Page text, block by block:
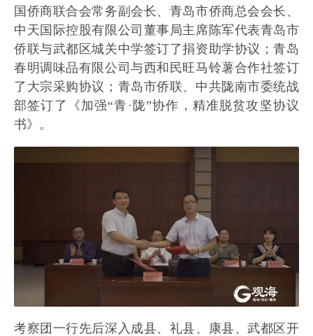
国侨商联合会常务副会长、青岛市侨商总会会长、
中天国际控股有限公司董事局主席陈军代表青岛市
侨联与武都区城关中学签订了捐资助学协议；青岛
春明调味品有限公司与西和民旺马铃薯合作社签订
了大宗采购协议；青岛市侨联、中共陇南市委统战
部签订了《加强“青·陇”协作，精准脱贫攻坚协议
书》。
考察团一行先后深入成县、礼县、康县、武都区开